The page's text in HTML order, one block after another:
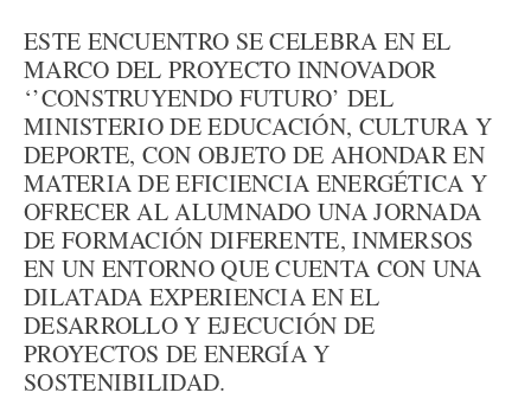
ESTE ENCUENTRO SE CELEBRA EN EL
MARCO DEL PROYECTO INNOVADOR
‘’CONSTRUYENDO FUTURO’ DEL
MINISTERIO DE EDUCACIÓN, CULTURA Y
DEPORTE, CON OBJETO DE AHONDAR EN
MATERIA DE EFICIENCIA ENERGÉTICA Y
OFRECER AL ALUMNADO UNA JORNADA
DE FORMACIÓN DIFERENTE, INMERSOS
EN UN ENTORNO QUE CUENTA CON UNA
DILATADA EXPERIENCIA EN EL
DESARROLLO Y EJECUCIÓN DE
PROYECTOS DE ENERGÍA Y
SOSTENIBILIDAD.